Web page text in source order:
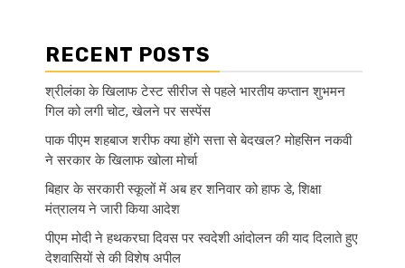
RECENT POSTS
श्रीलंका के खिलाफ टेस्ट सीरीज से पहले भारतीय कप्तान शुभमन
गिल को लगी चोट, खेलने पर सस्पेंस
पाक पीएम शहबाज शरीफ क्या होंगे सत्ता से बेदखल? मोहसिन नकवी
ने सरकार के खिलाफ खोला मोर्चा
बिहार के सरकारी स्कूलों में अब हर शनिवार को हाफ डे, शिक्षा
मंत्रालय ने जारी किया आदेश
पीएम मोदी ने हथकरघा दिवस पर स्वदेशी आंदोलन की याद दिलाते हुए
देशवासियों से की विशेष अपील